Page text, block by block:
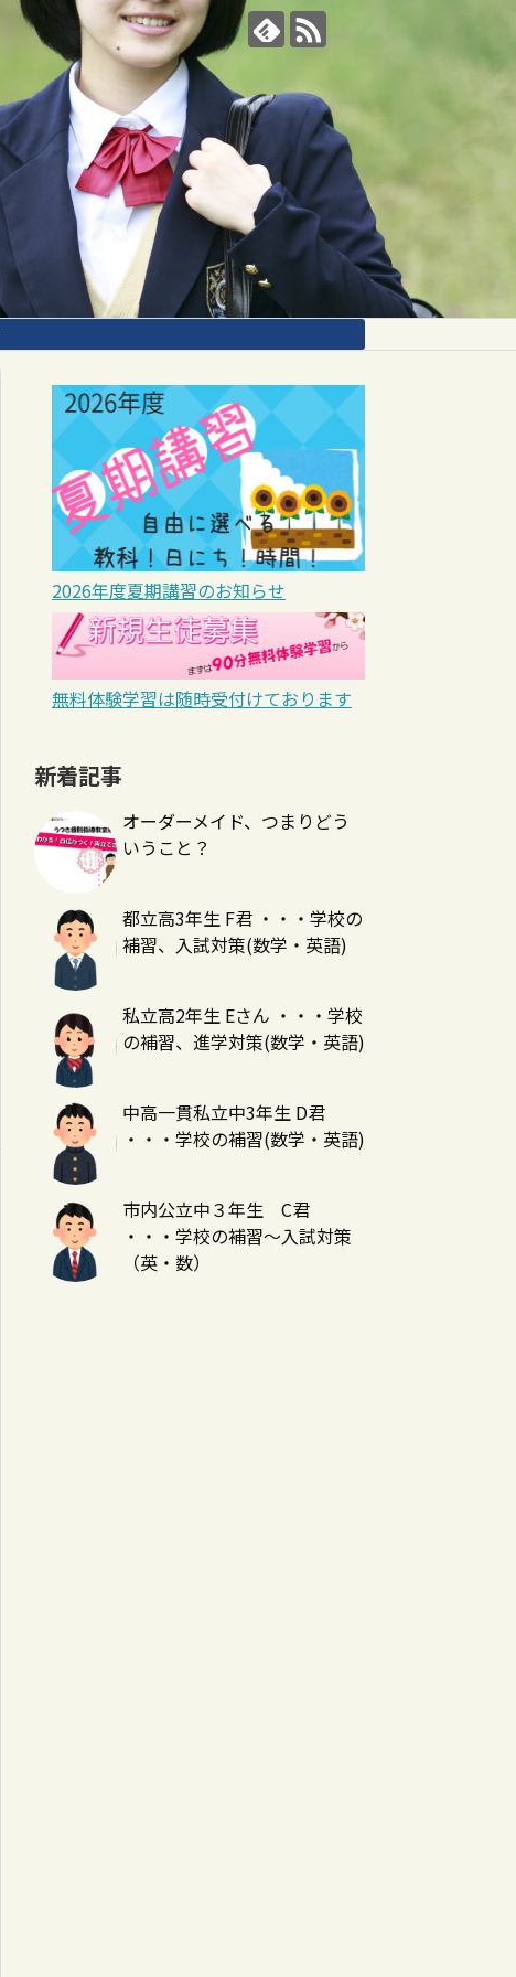
2026年度夏期講習のお知らせ
無料体験学習は随時受付けております
新着記事
オーダーメイド、つまりどう
いうこと？
都立高3年生 F君 ・・・学校の
補習、入試対策(数学・英語)
私立高2年生 Eさん ・・・学校
の補習、進学対策(数学・英語)
中高一貫私立中3年生 D君
・・・学校の補習(数学・英語)
市内公立中３年生 C君
・・・学校の補習～入試対策
（英・数）